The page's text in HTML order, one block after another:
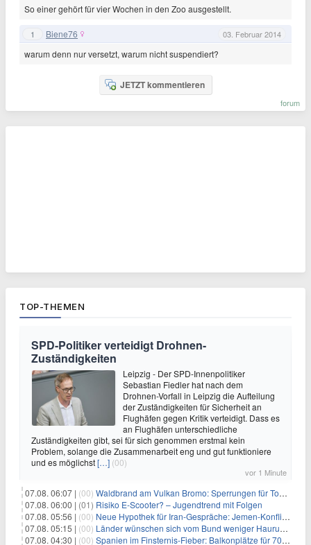
So einer gehört für vier Wochen in den Zoo ausgestellt.
1 Biene76 03. Februar 2014
warum denn nur versetzt, warum nicht suspendiert?
JETZT kommentieren
forum
TOP-THEMEN
SPD-Politiker verteidigt Drohnen-
Zuständigkeiten
Leipzig - Der SPD-Innenpolitiker
Sebastian Fiedler hat nach dem
Drohnen-Vorfall in Leipzig die Aufteilung
der Zuständigkeiten für Sicherheit an
Flughäfen gegen Kritik verteidigt. Dass es
an Flughäfen unterschiedliche
Zuständigkeiten gibt, sei für sich genommen erstmal kein
Problem, solange die Zusammenarbeit eng und gut funktioniere
und es möglichst[…] (00)
vor 1 Minute
07.08. 06:07 | (00) Waldbrand am Vulkan Bromo: Sperrungen für Touristen
07.08. 06:00 | (01) Risiko E-Scooter? – Jugendtrend mit Folgen
07.08. 05:56 | (00) Neue Hypothek für Iran-Gespräche: Jemen-Konflikt eskaliert
07.08. 05:15 | (00) Länder wünschen sich vom Bund weniger Hauruck-Gesetzgebung
07.08. 04:30 | (00) Spanien im Finsternis-Fieber: Balkonplätze für 700 Euro